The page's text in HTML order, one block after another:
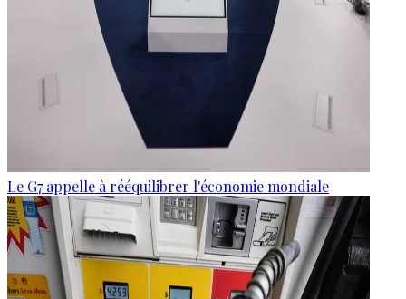
Le G7 appelle à rééquilibrer l'économie mondiale